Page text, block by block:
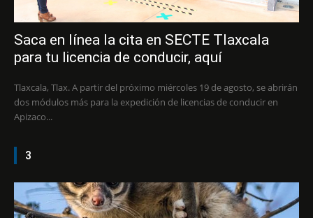
Saca en línea la cita en SECTE Tlaxcala
para tu licencia de conducir, aquí
Tlaxcala, Tlax. A partir del próximo miércoles 19 de agosto, se abrirán
dos módulos más para la expedición de licencias de conducir en
Apizaco...
3